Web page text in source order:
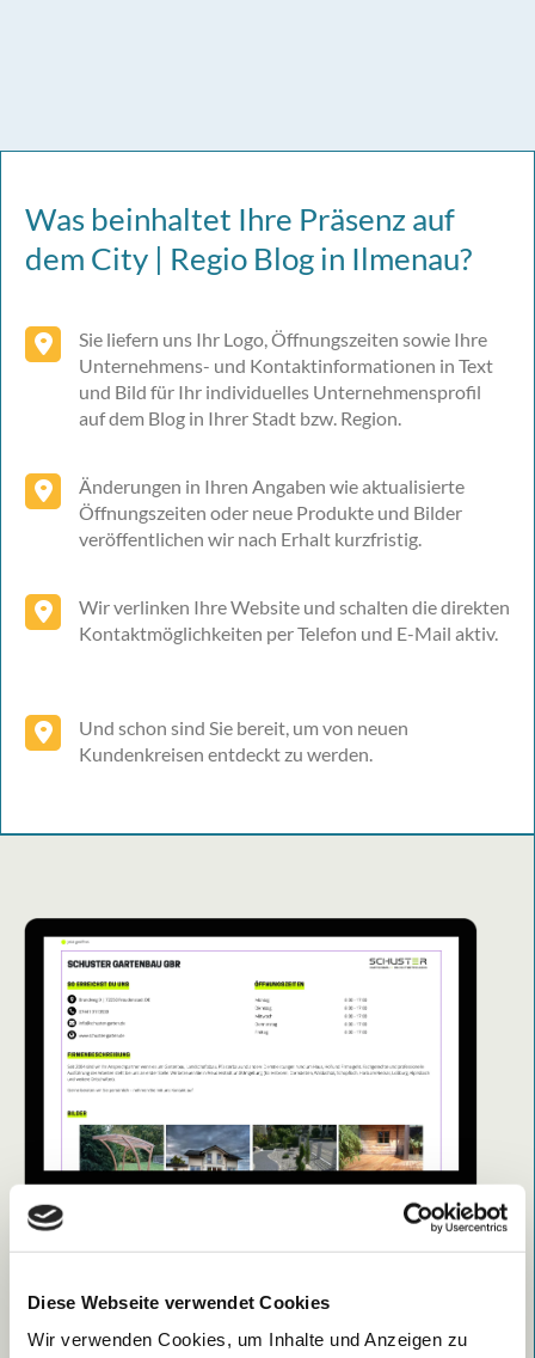
Diese Webseite verwendet Cookies
Wir verwenden Cookies, um Inhalte und Anzeigen zu
Was beinhaltet Ihre Präsenz auf
dem City | Regio Blog in Ilmenau?
Sie liefern uns Ihr Logo, Öffnungszeiten sowie Ihre
Unternehmens- und Kontaktinformationen in Text
und Bild für Ihr individuelles Unternehmensprofil
auf dem Blog in Ihrer Stadt bzw. Region.
Änderungen in Ihren Angaben wie aktualisierte
Öffnungszeiten oder neue Produkte und Bilder
veröffentlichen wir nach Erhalt kurzfristig.
Wir verlinken Ihre Website und schalten die direkten
Kontaktmöglichkeiten per Telefon und E-Mail aktiv.
Und schon sind Sie bereit, um von neuen
Kundenkreisen entdeckt zu werden.